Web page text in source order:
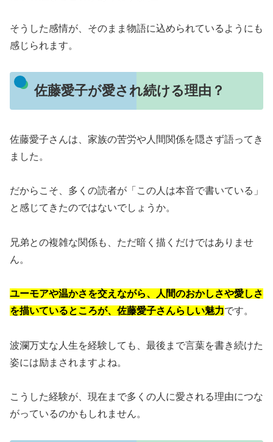
そうした感情が、そのまま物語に込められているようにも
感じられます。
佐藤愛子が愛され続ける理由？
佐藤愛子さんは、家族の苦労や人間関係を隠さず語ってき
ました。
だからこそ、多くの読者が「この人は本音で書いている」
と感じてきたのではないでしょうか。
兄弟との複雑な関係も、ただ暗く描くだけではありませ
ん。
ユーモアや温かさを交えながら、人間のおかしさや愛しさ
を描いているところが、佐藤愛子さんらしい魅力です。
波瀾万丈な人生を経験しても、最後まで言葉を書き続けた
姿には励まされますよね。
こうした経験が、現在まで多くの人に愛される理由につな
がっているのかもしれません。